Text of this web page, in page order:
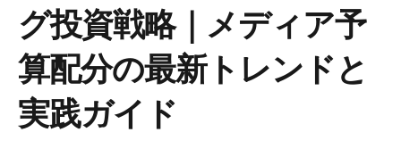
グ投資戦略｜メディア予
算配分の最新トレンドと
実践ガイド